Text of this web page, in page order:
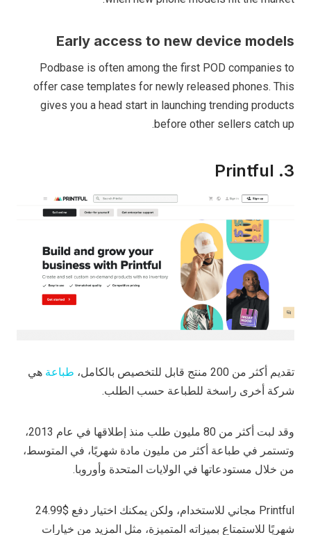
Early access to new device models
Podbase is often among the first POD companies to
offer case templates for newly released phones. This
gives you a head start in launching trending products
before other sellers catch up.
3. Printful
تقديم أكثر من 200 منتج قابل للتخصيص بالكامل، طباعة هي
شركة أخرى راسخة للطباعة حسب الطلب.
وقد لبت أكثر من 80 مليون طلب منذ إطلاقها في عام 2013،
وتستمر في طباعة أكثر من مليون مادة شهريًا، في المتوسط،
من خلال مستودعاتها في الولايات المتحدة وأوروبا.
Printful مجاني للاستخدام، ولكن يمكنك اختيار دفع $24.99
شهريًا للاستمتاع بميزاته المتميزة، مثل المزيد من خيارات